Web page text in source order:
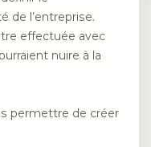
de l’entreprise.
effectuée avec
nuire à la
permettre de créer